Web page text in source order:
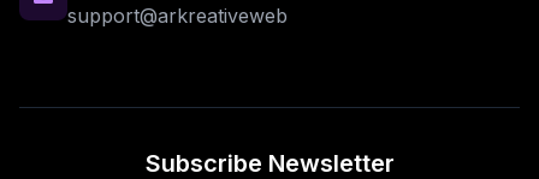
support@arkreativeweb
Subscribe Newsletter